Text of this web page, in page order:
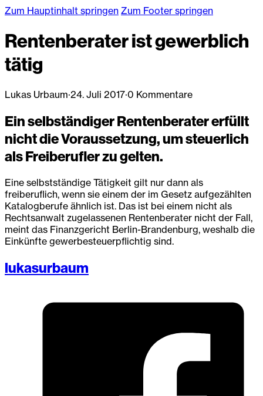
Zum Hauptinhalt springen Zum Footer springen
Rentenberater ist gewerblich
tätig
Lukas Urbaum·24. Juli 2017·0 Kommentare
Ein selbständiger Rentenberater erfüllt
nicht die Voraussetzung, um steuerlich
als Freiberufler zu gelten.
Eine selbstständige Tätigkeit gilt nur dann als
freiberuflich, wenn sie einem der im Gesetz aufgezählten
Katalogberufe ähnlich ist. Das ist bei einem nicht als
Rechtsanwalt zugelassenen Rentenberater nicht der Fall,
meint das Finanzgericht Berlin-Brandenburg, weshalb die
Einkünfte gewerbesteuerpflichtig sind.
lukasurbaum